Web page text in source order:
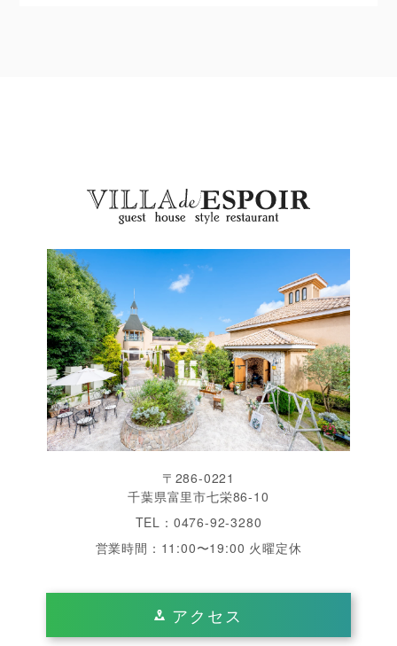
〒286-0221
千葉県富里市七栄86-10
TEL：0476-92-3280
営業時間：11:00〜19:00 火曜定休
アクセス